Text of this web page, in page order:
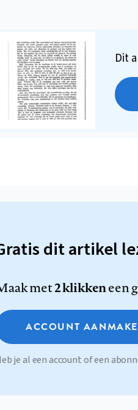
Dit
dit artikel
met2 klikkeneen
ACCOUNT
je al een account of een